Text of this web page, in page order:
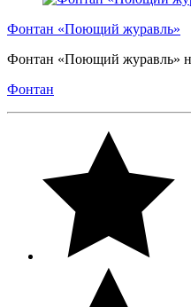
Фонтан «Поющий журавль»
Фонтан «Поющий журавль»
Фонтан